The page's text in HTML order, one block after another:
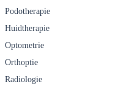
Podotherapie
Huidtherapie
Optometrie
Orthoptie
Radiologie